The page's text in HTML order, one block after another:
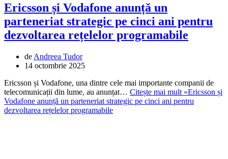
Ericsson și Vodafone anunță un
parteneriat strategic pe cinci ani pentru
dezvoltarea rețelelor programabile
de Andreea Tudor
14 octombrie 2025
Ericsson și Vodafone, una dintre cele mai importante companii de
telecomunicații din lume, au anunțat… Citește mai mult »Ericsson și
Vodafone anunță un parteneriat strategic pe cinci ani pentru
dezvoltarea rețelelor programabile